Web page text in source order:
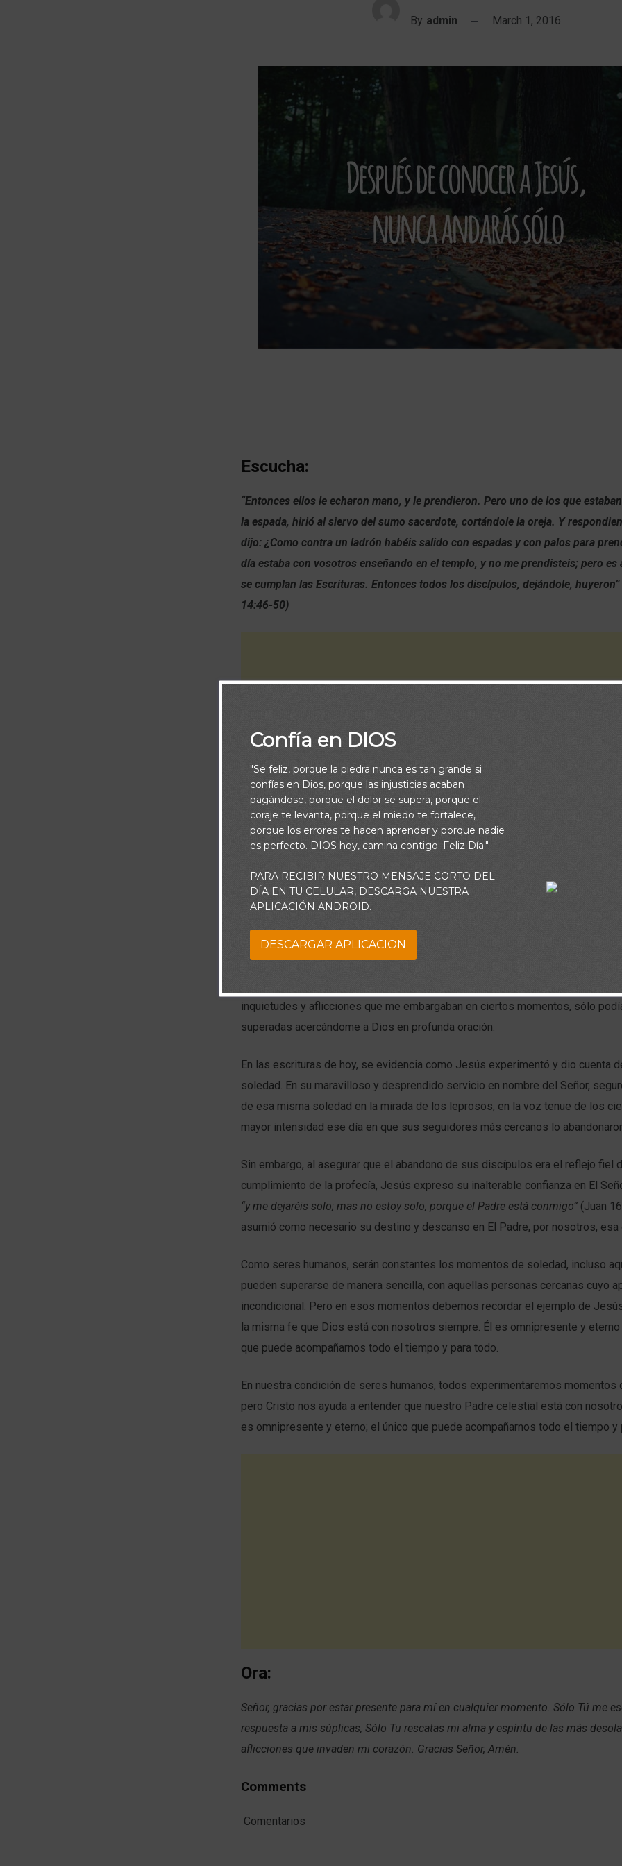
By admin March 1, 2016
Escucha:
“Entonces ellos le echaron mano, y le prendieron. Pero uno de los que
la espada, hirió al siervo del sumo sacerdote, cortándole la oreja. Y
dijo: ¿Como contra un ladrón habéis salido con espadas y con palos para
día estaba con vosotros enseñando en el templo, y no me prendisteis; pero es
se cumplan las Escrituras. Entonces todos los discípulos, dejándole,
14:46-50)
Piensa:
Durante la preparatoria y en mi vida en la universidad como estudiante,
afortunadamente con muchos amigos. Solíamos salir y compartir cada semana
haciendo diversas actividades juntos.
Al madurar me di cuenta de que tener muchas personas a mi alrededor, no era
inquietudes y aflicciones que me embargaban en ciertos momentos, sólo
superadas acercándome a Dios en profunda oración.
En las escrituras de hoy, se evidencia como Jesús experimentó y dio cuenta
soledad. En su maravilloso y desprendido servicio en nombre del Señor,
de esa misma soledad en la mirada de los leprosos, en la voz tenue de los
mayor intensidad ese día en que sus seguidores más cercanos lo
Sin embargo, al asegurar que el abandono de sus discípulos era el reflejo fiel
cumplimiento de la profecía, Jesús expreso su inalterable confianza en El
“y me dejaréis solo; mas no estoy solo, porque el Padre está conmigo” (Juan
asumió como necesario su destino y descanso en El Padre, por nosotros, esa
Como seres humanos, serán constantes los momentos de soledad, incluso
pueden superarse de manera sencilla, con aquellas personas cercanas cuyo
incondicional. Pero en esos momentos debemos recordar el ejemplo de
la misma fe que Dios está con nosotros siempre. Él es omnipresente y
que puede acompañarnos todo el tiempo y para todo.
En nuestra condición de seres humanos, todos experimentaremos momentos
pero Cristo nos ayuda a entender que nuestro Padre celestial está con
es omnipresente y eterno; el único que puede acompañarnos todo el tiempo y
Ora:
Señor, gracias por estar presente para mí en cualquier momento. Sólo Tú me
respuesta a mis súplicas, Sólo Tu rescatas mi alma y espíritu de las más
aflicciones que invaden mi corazón. Gracias Señor, Amén.
Comments
Comentarios
Confía en DIOS
"Se feliz, porque la piedra nunca es tan grande si
confías en Dios, porque las injusticias acaban
pagándose, porque el dolor se supera, porque el
coraje te levanta, porque el miedo te fortalece,
porque los errores te hacen aprender y porque nadie
es perfecto. DIOS hoy, camina contigo. Feliz Día."
PARA RECIBIR NUESTRO MENSAJE CORTO DEL
DÍA EN TU CELULAR, DESCARGA NUESTRA
APLICACIÓN ANDROID.
DESCARGAR APLICACION